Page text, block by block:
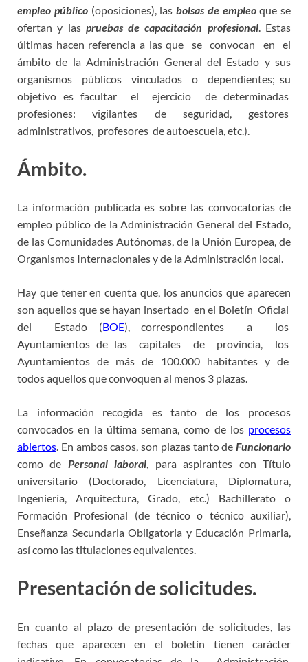
empleo público(oposiciones), las bolsas de empleoque se
ofertan y las pruebas de capacitación profesional. Estas
últimas hacen referencia a las que se convocan en el
ámbito de la Administración General del Estado y sus
organismos públicos vinculados o dependientes; su
objetivo es facultar el ejercicio de determinadas
profesiones: vigilantes de seguridad, gestores
administrativos, profesores de autoescuela, etc.).
Ámbito.
La información publicada es sobre las convocatorias de
empleo público de la Administración General del Estado,
de las Comunidades Autónomas, de la Unión Europea, de
Organismos Internacionales y de la Administración local.
Hay que tener en cuenta que, los anuncios que aparecen
son aquellos que se hayan insertado en el Boletín Oficial
del Estado (BOE), correspondientes a los
Ayuntamientos de las capitales de provincia, los
Ayuntamientos de más de 100.000 habitantes y de
todos aquellos que convoquen al menos 3 plazas.
La información recogida es tanto de los procesos
convocados en la última semana, como de los procesos
abiertos. En ambos casos, son plazas tanto de Funcionario
como de Personal laboral, para aspirantes con Título
universitario (Doctorado, Licenciatura, Diplomatura,
Ingeniería, Arquitectura, Grado, etc.) Bachillerato o
Formación Profesional (de técnico o técnico auxiliar),
Enseñanza Secundaria Obligatoria y Educación Primaria,
así como las titulaciones equivalentes.
Presentación de solicitudes.
En cuanto al plazo de presentación de solicitudes, las
fechas que aparecen en el boletín tienen carácter